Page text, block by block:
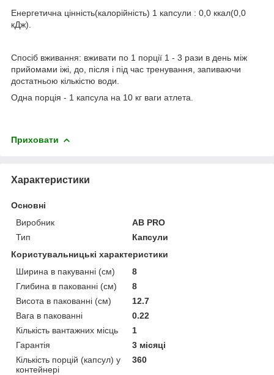
Енергетична цінність(калорійність) 1 капсули : 0,0 ккал(0,0
кДж).
Спосіб вживання: вживати по 1 порції 1 - 3 рази в день між
прийомами іжі, до, після і під час тренування, запиваючи
достатньою кількістю води.
Одна порція - 1 капсула на 10 кг ваги атлета.
Приховати
Характеристики
Основні
Виробник
AB PRO
Тип
Капсули
Користувальницькі характеристики
Ширина в пакуванні (см)
8
Глибина в пакованні (см)
8
Висота в пакованні (см)
12.7
Вага в пакованні
0.22
Кількість вантажних місць
1
Гарантія
3 місяці
Кількість порцій (капсул) у
контейнері
360